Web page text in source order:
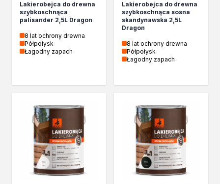
Lakierobejca do drewna
szybkoschnąca
palisander 2,5L Dragon
8 lat ochrony drewna
Półpołysk
Łagodny zapach
Lakierobejca do drewna
szybkoschnąca sosna
skandynawska 2,5L
Dragon
8 lat ochrony drewna
Półpołysk
Łagodny zapach